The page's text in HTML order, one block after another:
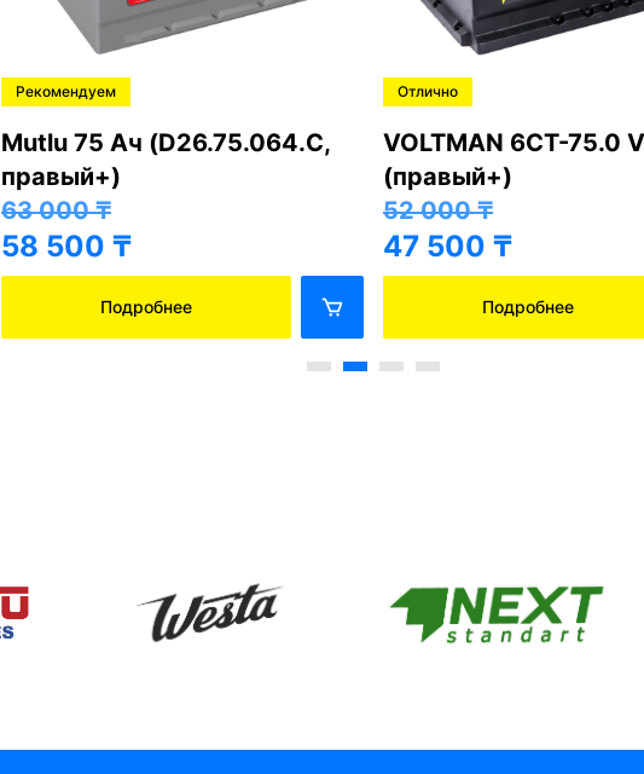
Рекомендуем
Mutlu 75 Ач (D26.75.064.C,
правый+)
63 000₸
58 500 ₸
Подробнее
Отлично
VOLTMAN 6CT-75.0
(правый+)
52 000₸
47 500 ₸
Подробнее